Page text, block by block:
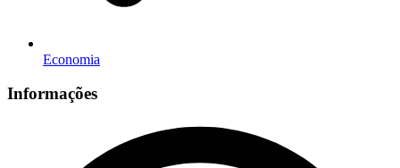
Economia
Informações